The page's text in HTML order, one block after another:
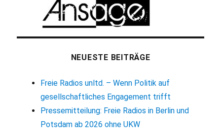
NEUESTE BEITRÄGE
Freie Radios unltd. – Wenn Politik auf
gesellschaftliches Engagement trifft
Pressemitteilung: Freie Radios in Berlin und
Potsdam ab 2026 ohne UKW